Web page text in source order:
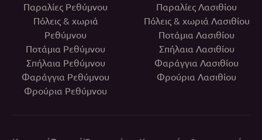
Παραλίες Ρεθύμνου
Πόλεις & χωριά
Ρεθύμνου
Ποτάμια Ρεθύμνου
Σπήλαια Ρεθύμνου
Φαράγγια Ρεθύμνου
Φρούρια Ρεθύμνου
Παραλίες Λασιθίου
Πόλεις & χωριά Λασιθίου
Ποτάμια Λασιθίου
Σπήλαια Λασιθίου
Φαράγγια Λασιθίου
Φρούρια Λασιθίου